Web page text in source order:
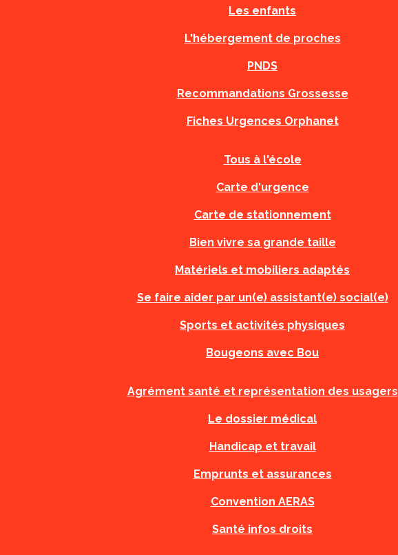
Les enfants
L'hébergement de proches
PNDS
Recommandations Grossesse
Fiches Urgences Orphanet
Tous à l'école
Carte d'urgence
Carte de stationnement
Bien vivre sa grande taille
Matériels et mobiliers adaptés
Se faire aider par un(e) assistant(e) social(e)
Sports et activités physiques
Bougeons avec Bou
Agrément santé et représentation des usagers
Le dossier médical
Handicap et travail
Emprunts et assurances
Convention AERAS
Santé infos droits